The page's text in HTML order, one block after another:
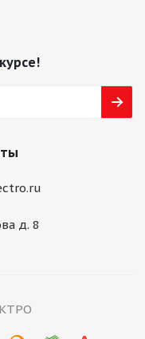
д. 8